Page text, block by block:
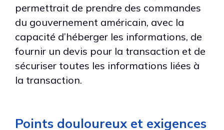
permettrait de prendre des commandes
du gouvernement américain, avec la
capacité d’héberger les informations, de
fournir un devis pour la transaction et de
sécuriser toutes les informations liées à
la transaction.
Points douloureux et exigences